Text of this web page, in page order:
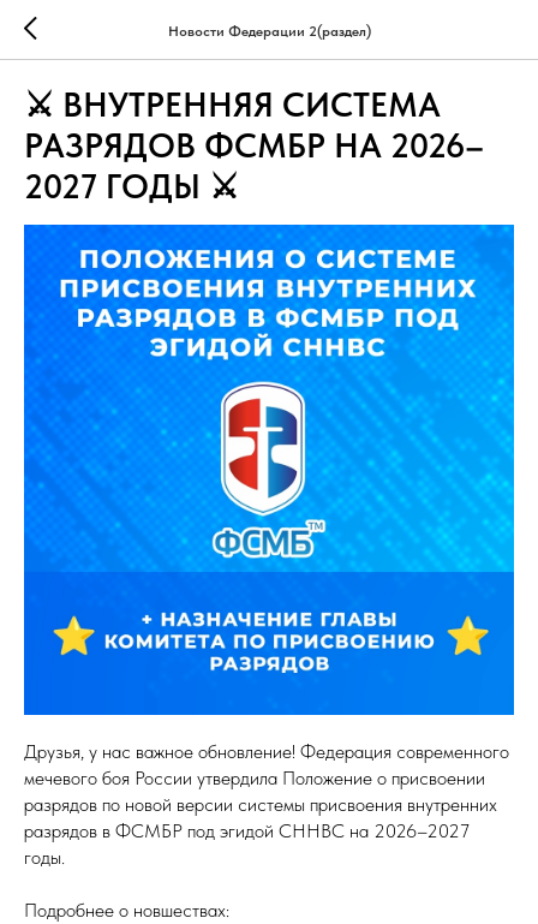
Новости Федерации 2(раздел)
⚔ ВНУТРЕННЯЯ СИСТЕМА
РАЗРЯДОВ ФСМБР НА 2026–
2027 ГОДЫ ⚔
Друзья, у нас важное обновление! Федерация современного
мечевого боя России утвердила Положение о присвоении
разрядов по новой версии системы присвоения внутренних
разрядов в ФСМБР под эгидой СННВС на 2026–2027
годы.
Подробнее о новшествах: